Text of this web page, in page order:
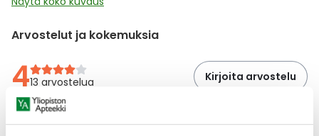
Arvostelut ja kokemuksia
413 arvostelua Kirjoita arvostelu